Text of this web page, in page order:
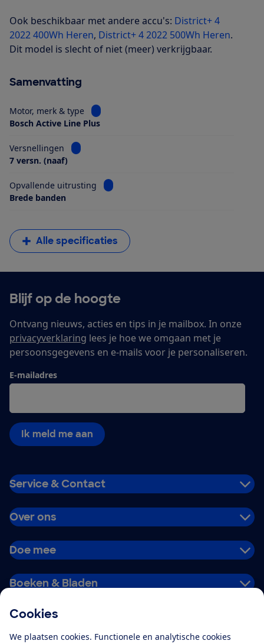
Cookies
We plaatsen cookies. Functionele en analytische cookies
Ook beschikbaar met andere accu's: District+ 4
2022 400Wh Heren, District+ 4 2022 500Wh Heren.
Dit model is slecht of niet (meer) verkrijgbaar.
Samenvatting
Motor, merk & type
Bekijk informatie voor Motor, merk & type
Bosch Active Line Plus
Versnellingen
Bekijk informatie voor Versnellingen
7 versn. (naaf)
Opvallende uitrusting
Bekijk informatie voor Opvallende
Brede banden
Alle specificaties
Blijf op de hoogte
Ontvang nieuws, acties en tips in je mailbox. In onze
privacyverklaring lees je hoe we omgaan met je
persoonsgegevens en e-mails voor je personaliseren.
E-mailadres
Ik meld me aan
Service & Contact
Over ons
Doe mee
Boeken & Bladen